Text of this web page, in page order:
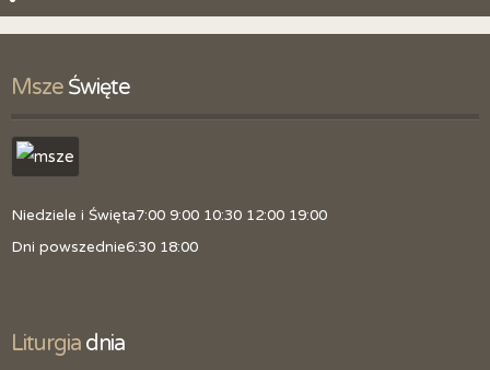
Msze Święte
Niedziele i Święta7:00 9:00 10:30 12:00 19:00
Dni powszednie6:30 18:00
Liturgia dnia